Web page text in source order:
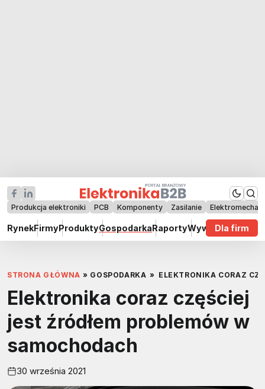
Produkcja elektroniki PCB Komponenty Zasilanie
RynekFirmyProduktyGospodarkaRaportyWywiadyDla firm
STRONA GŁÓWNA » GOSPODARKA » ELEKTRONIKA CORAZ
Elektronika coraz częściej
jest źródłem problemów w
samochodach
30 września 2021